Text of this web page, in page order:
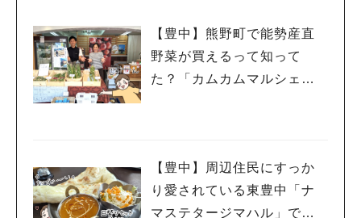
【豊中】熊野町で能勢産直
野菜が買えるって知って
た？「カムカムマルシェ」
【豊中】周辺住民にすっか
り愛されている東豊中「ナ
マステタージマハル」で子